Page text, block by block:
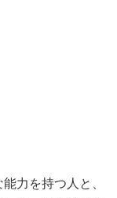
力を持つ人と、